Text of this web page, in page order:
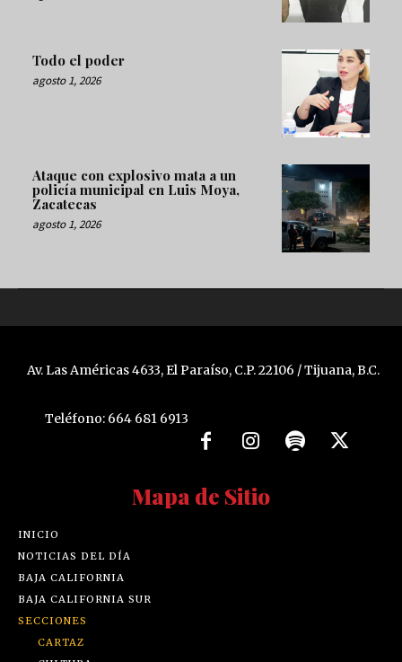
Todo el poder
agosto 1, 2026
Ataque con explosivo mata a un
policía municipal en Luis Moya,
Zacatecas
agosto 1, 2026
Av. Las Américas 4633, El Paraíso, C.P. 22106 / Tijuana, B.C.
Teléfono: 664 681 6913
Mapa de Sitio
INICIO
NOTICIAS DEL DÍA
BAJA CALIFORNIA
BAJA CALIFORNIA SUR
SECCIONES
CARTAZ